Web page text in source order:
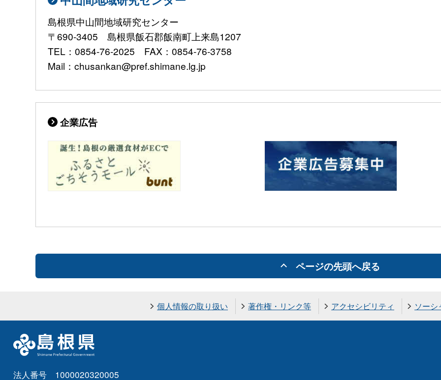
島根県中山間地域研究センター
〒690-3405 島根県飯石郡飯南町上来島1207
TEL：0854-76-2025 FAX：0854-76-3758
Mail：chusankan@pref.shimane.lg.jp
企業広告
ページの先頭へ戻る
個人情報の取り扱い 著作権・リンク等 アクセシビリティ ソー
法人番号 1000020320005